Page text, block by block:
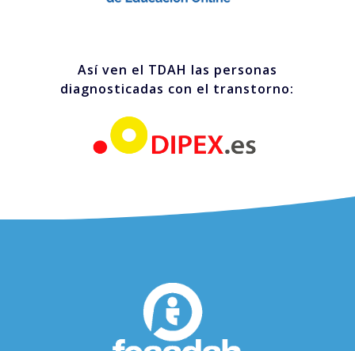
Así ven el TDAH las personas
diagnosticadas con el transtorno: